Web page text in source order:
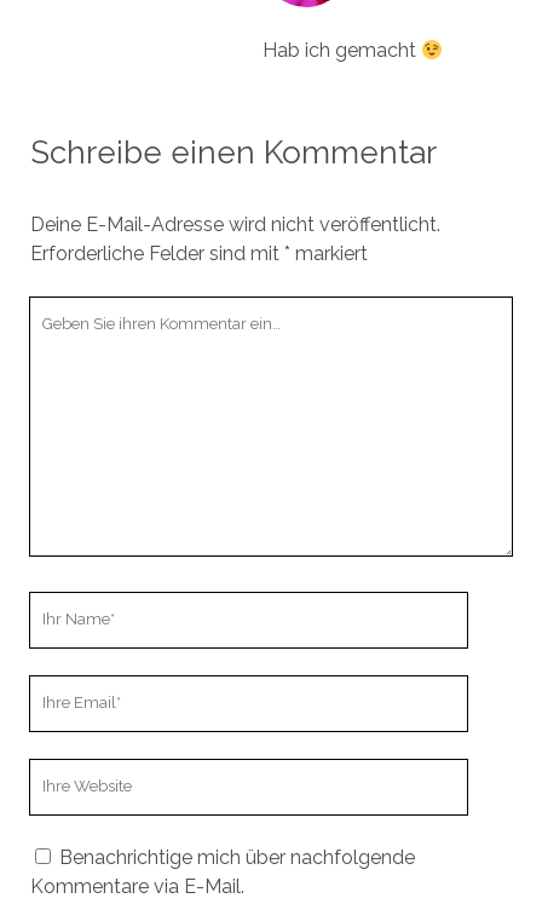
Hab ich gemacht
Schreibe einen Kommentar
Deine E-Mail-Adresse wird nicht veröffentlicht.
Erforderliche Felder sind mit * markiert
Benachrichtige mich über nachfolgende
Kommentare via E-Mail.